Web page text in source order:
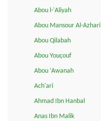
Abou l-'Aliyah
Abou Mansour Al-Azhari
Abou Qilabah
Abou Youçouf
Abou ‘Awanah
Ach'ari
Ahmad Ibn Hanbal
Anas Ibn Malik